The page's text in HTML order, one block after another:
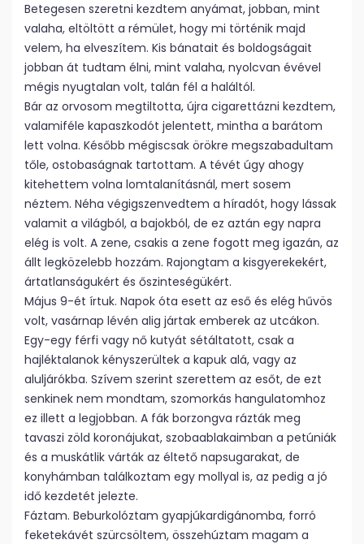
Betegesen szeretni kezdtem anyámat, jobban, mint
valaha, eltöltött a rémület, hogy mi történik majd
velem, ha elveszítem. Kis bánatait és boldogságait
jobban át tudtam élni, mint valaha, nyolcvan évével
mégis nyugtalan volt, talán fél a haláltól.
Bár az orvosom megtiltotta, újra cigarettázni kezdtem,
valamiféle kapaszkodót jelentett, mintha a barátom
lett volna. Később mégiscsak örökre megszabadultam
tőle, ostobaságnak tartottam. A tévét úgy ahogy
kitehettem volna lomtalanításnál, mert sosem
néztem. Néha végigszenvedtem a híradót, hogy lássak
valamit a világból, a bajokból, de ez aztán egy napra
elég is volt. A zene, csakis a zene fogott meg igazán, az
állt legközelebb hozzám. Rajongtam a kisgyerekekért,
ártatlanságukért és őszinteségükért.
Május 9-ét írtuk. Napok óta esett az eső és elég hűvös
volt, vasárnap lévén alig jártak emberek az utcákon.
Egy-egy férfi vagy nő kutyát sétáltatott, csak a
hajléktalanok kényszerültek a kapuk alá, vagy az
aluljárókba. Szívem szerint szerettem az esőt, de ezt
senkinek nem mondtam, szomorkás hangulatomhoz
ez illett a legjobban. A fák borzongva rázták meg
tavaszi zöld koronájukat, szobaablakaimban a petúniák
és a muskátlik várták az éltető napsugarakat, de
konyhámban találkoztam egy mollyal is, az pedig a jó
idő kezdetét jelezte.
Fáztam. Beburkolóztam gyapjúkardigánomba, forró
feketekávét szürcsöltem, összehúztam magam a